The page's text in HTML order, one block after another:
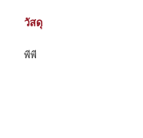
วัสดุ
พีพี